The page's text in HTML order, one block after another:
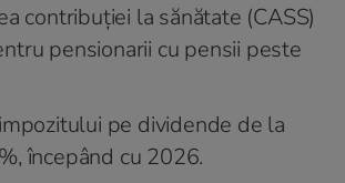
contribuției la sănătate (CASS)
pensionarii cu pensii peste
pe dividende de la
începând cu 2026.